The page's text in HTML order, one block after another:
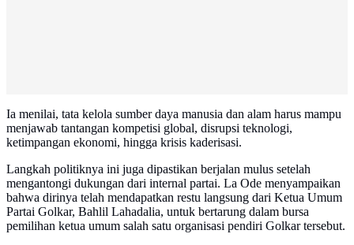
Ia menilai, tata kelola sumber daya manusia dan alam harus mampu
menjawab tantangan kompetisi global, disrupsi teknologi,
ketimpangan ekonomi, hingga krisis kaderisasi.
Langkah politiknya ini juga dipastikan berjalan mulus setelah
mengantongi dukungan dari internal partai. La Ode menyampaikan
bahwa dirinya telah mendapatkan restu langsung dari Ketua Umum
Partai Golkar, Bahlil Lahadalia, untuk bertarung dalam bursa
pemilihan ketua umum salah satu organisasi pendiri Golkar tersebut.